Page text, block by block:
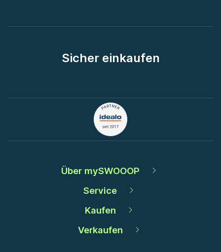
Sicher einkaufen
Über mySWOOOP
Service
Kaufen
Verkaufen